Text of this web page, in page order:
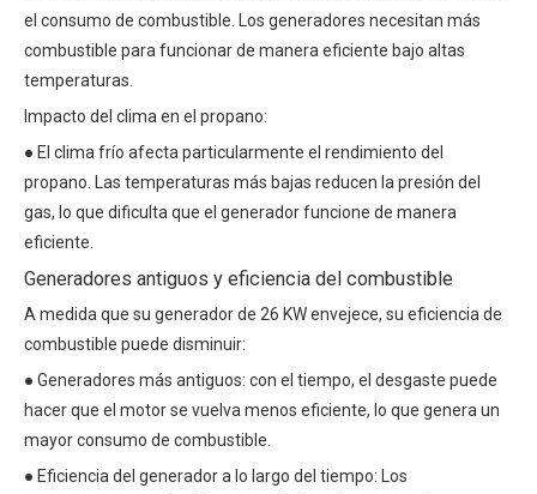
el consumo de combustible. Los generadores necesitan más
combustible para funcionar de manera eficiente bajo altas
temperaturas.
Impacto del clima en el propano:
● El clima frío afecta particularmente el rendimiento del
propano. Las temperaturas más bajas reducen la presión del
gas, lo que dificulta que el generador funcione de manera
eficiente.
Generadores antiguos y eficiencia del combustible
A medida que su generador de 26 KW envejece, su eficiencia de
combustible puede disminuir:
● Generadores más antiguos: con el tiempo, el desgaste puede
hacer que el motor se vuelva menos eficiente, lo que genera un
mayor consumo de combustible.
● Eficiencia del generador a lo largo del tiempo: Los